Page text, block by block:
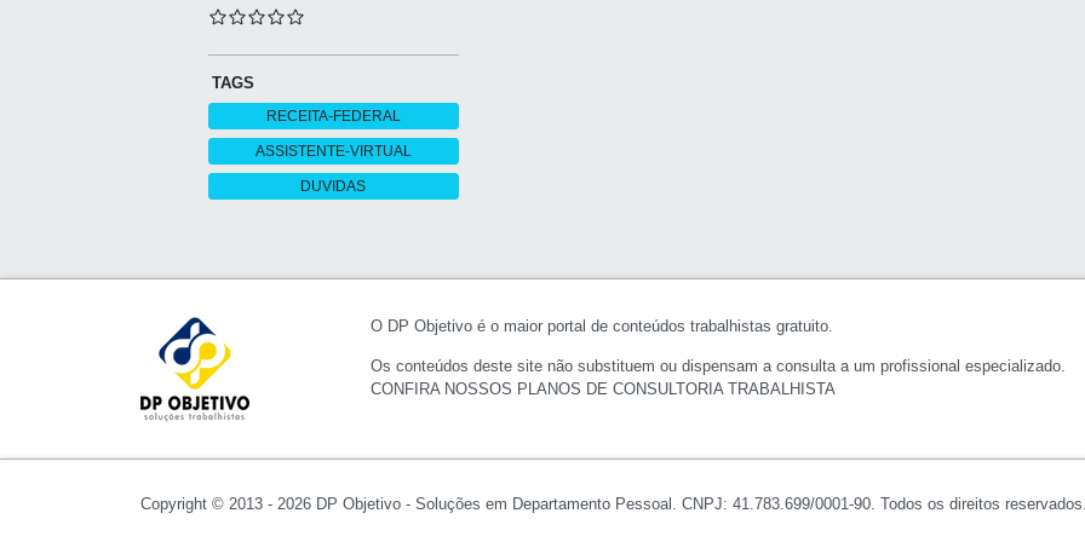
TAGS
RECEITA-FEDERAL
ASSISTENTE-VIRTUAL
DUVIDAS
O DP Objetivo é o maior portal de conteúdos trabalhistas gratuito.
Os conteúdos deste site não substituem ou dispensam a consulta a um profissional especializado.
CONFIRA NOSSOS PLANOS DE CONSULTORIA TRABALHISTA
Copyright © 2013 - 2026 DP Objetivo - Soluções em Departamento Pessoal. CNPJ: 41.783.699/0001-90. Todos os direitos